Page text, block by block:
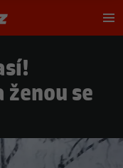
ženou se